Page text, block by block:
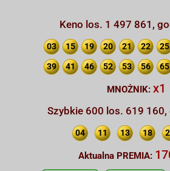
Keno los. 1 497 861,
03 15 19 20 21 22 25
39 41 46 52 53 56 65
MNOŻNIK: x1
Szybkie 600 los. 619
04 11 13 18
Aktualna PREMIA: